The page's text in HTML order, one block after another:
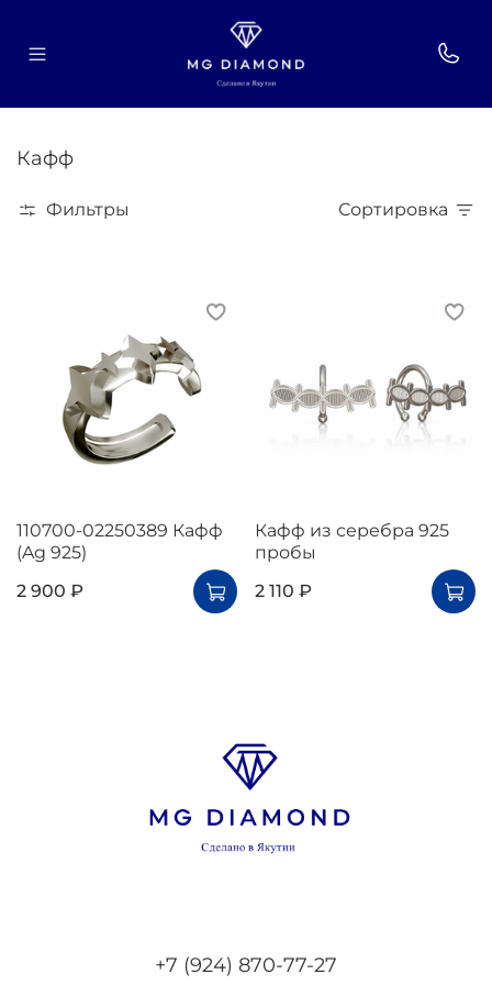
Кафф
Фильтры Сортировка
110700-02250389 Кафф
(Ag 925)
2 900 ₽
Кафф из серебра 925
пробы
2 110 ₽
+7 (924) 870-77-27